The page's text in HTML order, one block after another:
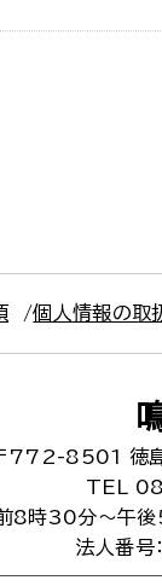
個人情報の取
772-8501
徳
TEL
前8時30分～午
法人番